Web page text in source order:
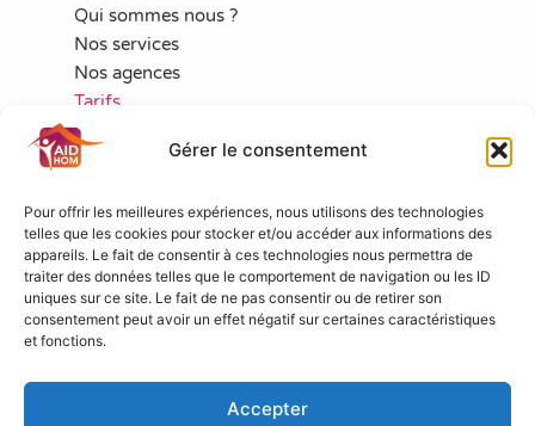
Gérer le consentement
Pour offrir les meilleures expériences, nous utilisons des technologies
telles que les cookies pour stocker et/ou accéder aux informations des
appareils. Le fait de consentir à ces technologies nous permettra de
traiter des données telles que le comportement de navigation ou les ID
uniques sur ce site. Le fait de ne pas consentir ou de retirer son
consentement peut avoir un effet négatif sur certaines caractéristiques
et fonctions.
Accepter
Qui sommes nous ?
Nos services
Nos agences
Tarifs
Aides financières
Actualités
Nous contacter
Politique de cookies (UE)
Nous contacter
contact@aidhom.fr
03 90 40 28 00
67300 SCHILTIGHEIM